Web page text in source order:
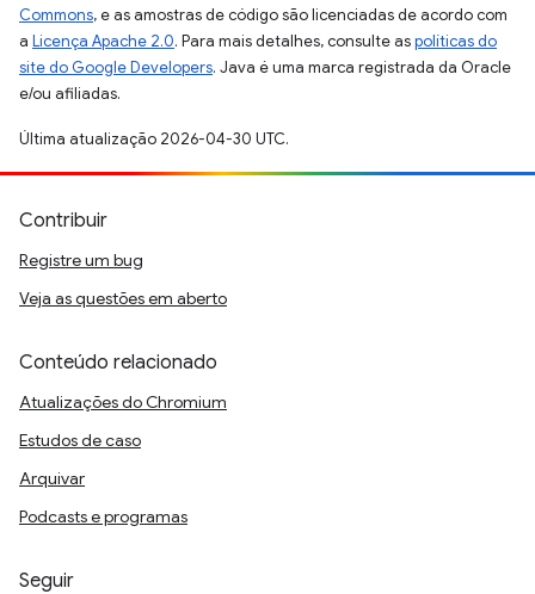
Commons, e as amostras de código são licenciadas de acordo com
a Licença Apache 2.0. Para mais detalhes, consulte aspolíticas do
site do Google Developers. Java é uma marca registrada da Oracle
e/ou afiliadas.
Última atualização 2026-04-30 UTC.
Contribuir
Registre um bug
Veja as questões em aberto
Conteúdo relacionado
Atualizações do Chromium
Estudos de caso
Arquivar
Podcasts e programas
Seguir